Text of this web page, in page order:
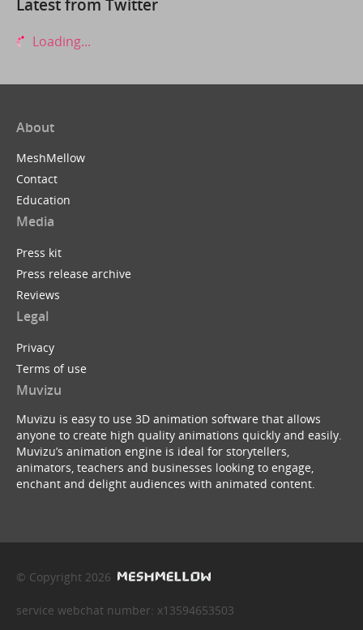
Latest from Twitter
Loading...
About
MeshMellow
Contact
Education
Media
Press kit
Press release archive
Reviews
Legal
Privacy
Terms of use
Muvizu
Muvizu is easy to use 3D animation software that allows
anyone to create high quality animations quickly and easily.
Muvizu’s animation engine is ideal for storytellers,
animators, teachers and businesses looking to engage,
enchant and delight audiences with animated content.
© Copyright 2026
service webchat number: x13594653503